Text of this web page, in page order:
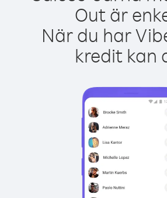
Out är
När du har
kredit kan